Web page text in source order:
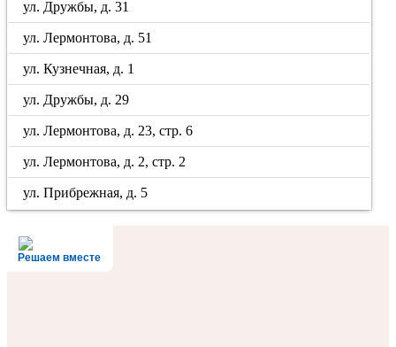
ул. Дружбы, д. 31
ул. Лермонтова, д. 51
ул. Кузнечная, д. 1
ул. Дружбы, д. 29
ул. Лермонтова, д. 23, стр. 6
ул. Лермонтова, д. 2, стр. 2
ул. Прибрежная, д. 5
Решаем вместе